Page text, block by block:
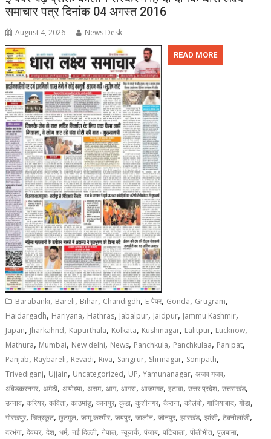
समाचार पत्र दिनांक 04 अगस्त 2016
August 4, 2026 News Desk
READ MORE
Barabanki, Bareli, Bihar, Chandigdh, E-पेपर, Gonda, Grugram,
Haidargadh, Hariyana, Hathras, Jabalpur, Jaidpur, Jammu Kashmir,
Japan, Jharkahnd, Kapurthala, Kolkata, Kushinagar, Lalitpur, Lucknow,
Mathura, Mumbai, New delhi, News, Panchkula, Panchkulaa, Panipat,
Panjab, Raybareli, Revadi, Riva, Sangrur, Shrinagar, Sonipath,
Trivediganj, Ujjain, Uncategorized, UP,Yamunanagar,अजब गजब,
अंबेडकरनगर,अमेठी,अयोध्या,असम,आग,आगरा,आजमगढ़,इटावा,उत्तर प्रदेश,उत्तराखंड,
उन्नाव,करियर,कविता,काठमांडू,कानपुर,कुंडा,कुशीनगर,कैराना,कोलंबो,गाजियाबाद,गोंडा,
गोरखपुर,चित्रकूट,छुटमुल,जम्मू कश्मीर,जयपुर,जालौन,जौनपुर,झारखंड,झांसी,टेक्नोलॉजी,
दरभंगा,देवघर,देश,धर्म,नई दिल्ली,नेपाल,न्यूयार्क,पंजाब,पटियाला,पीलीभीत,पुलबामा,